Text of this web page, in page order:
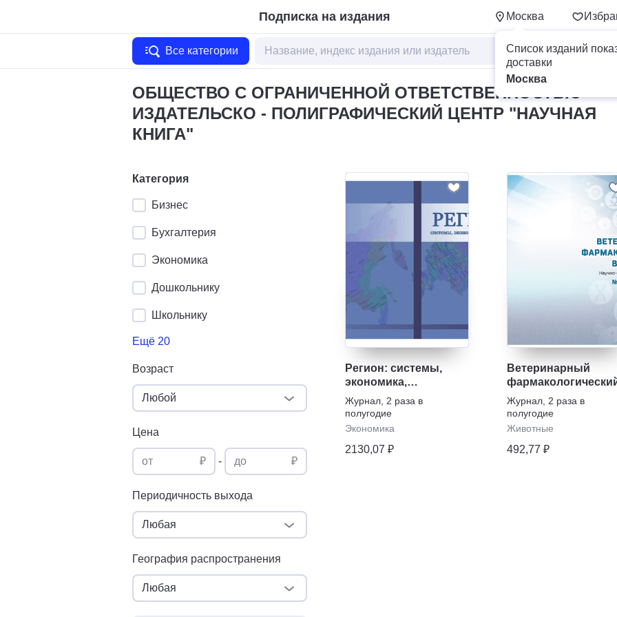
Подписка на издания Москва
Список изданий
доставки
Москва
Все категории
ОБЩЕСТВО С ОГРАНИЧЕННОЙ ОТВЕТСТВЕННОСТЬЮ
ИЗДАТЕЛЬСКО - ПОЛИГРАФИЧЕСКИЙ ЦЕНТР "НАУЧНАЯ
КНИГА"
Категория
Бизнес
Бухгалтерия
Экономика
Дошкольнику
Школьнику
Ещё 20
Возраст
Любой
Цена
от ₽ - до ₽
Периодичность выхода
Любая
География распространения
Любая
Регион: системы,
экономика,
управление
Журнал, 2 раза в
полугодие
Экономика
2130,07 ₽
Ветеринарный
вестник
Журнал, 2 раза в
полугодие
Животные
492,77 ₽